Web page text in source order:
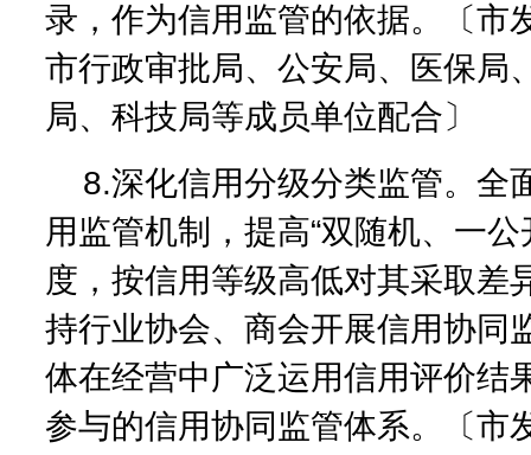
录，作为信用监管的依据。〔市
市行政审批局、公安局、医保局
局、科技局等成员单位配合〕
8.深化信用分级分类监管。全
用监管机制，提高“双随机、一公
度，按信用等级高低对其采取差
持行业协会、商会开展信用协同
体在经营中广泛运用信用评价结
参与的信用协同监管体系。〔市